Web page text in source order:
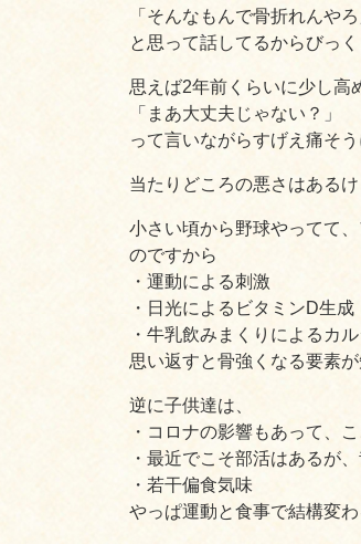
「そんなもんで骨折れんやろ
と思って話してるからびっく
思えば2年前くらいに少し高
「まあ大丈夫じゃない？」
って言いながらすげえ痛そ
当たりどころの悪さはある
小さい頃から野球やってて
のですから
・運動による刺激
・日光によるビタミンD生成
・牛乳飲みまくりによるカ
思い返すと骨強くなる要素が
逆に子供達は、
・コロナの影響もあって、
・最近でこそ部活はあるが
・若干偏食気味
やっぱ運動と食事で結構変